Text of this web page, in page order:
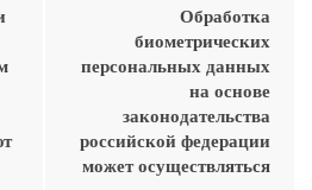
Обработка
биометрических
персональных данных
на основе
законодательства
российской федерации
может осуществляться